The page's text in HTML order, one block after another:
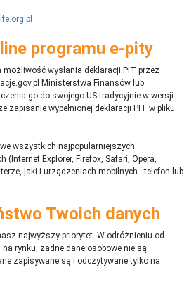
programu e-pity
wysłania deklaracji PIT przez
Ministerstwa Finansów lub
go do swojego US tradycyjnie w wersji
zapisanie wypełnionej deklaracji PIT w pliku
wszystkich najpopularniejszych
Explorer, Firefox, Safari, Opera,
jaki i urządzeniach mobilnych - telefon lub
Twoich danych
najwyższy priorytet. W odróżnieniu od
rynku, żadne dane osobowe nie są
zapisywane są i odczytywane tylko na